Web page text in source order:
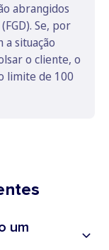
abrangidos
Se, por
situação
o cliente, o
limite de 100
um